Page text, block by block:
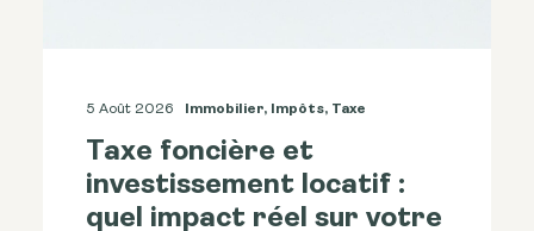
5 Août 2026 Immobilier, Impôts, Taxe
Taxe foncière et
investissement locatif :
quel impact réel sur votre